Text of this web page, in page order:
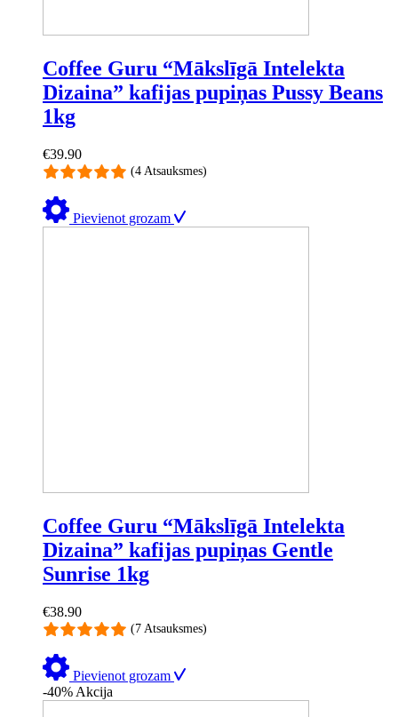
Coffee Guru “Mākslīgā Intelekta
Dizaina” kafijas pupiņas Pussy Beans
1kg
€39.90
(4 Atsauksmes)
Pievienot grozam
Coffee Guru “Mākslīgā Intelekta
Dizaina” kafijas pupiņas Gentle
Sunrise 1kg
€38.90
(7 Atsauksmes)
Pievienot grozam
-40% Akcija